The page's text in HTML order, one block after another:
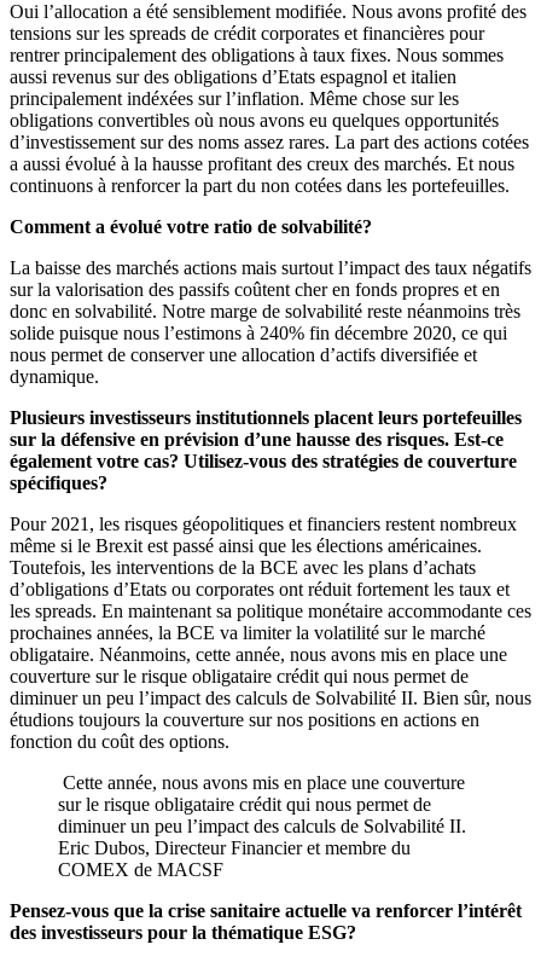
Oui l’allocation a été sensiblement modifiée. Nous avons profité des
tensions sur les spreads de crédit corporates et financières pour
rentrer principalement des obligations à taux fixes. Nous sommes
aussi revenus sur des obligations d’Etats espagnol et italien
principalement indéxées sur l’inflation. Même chose sur les
obligations convertibles où nous avons eu quelques opportunités
d’investissement sur des noms assez rares. La part des actions cotées
a aussi évolué à la hausse profitant des creux des marchés. Et nous
continuons à renforcer la part du non cotées dans les portefeuilles.
Comment a évolué votre ratio de solvabilité?
La baisse des marchés actions mais surtout l’impact des taux négatifs
sur la valorisation des passifs coûtent cher en fonds propres et en
donc en solvabilité. Notre marge de solvabilité reste néanmoins très
solide puisque nous l’estimons à 240% fin décembre 2020, ce qui
nous permet de conserver une allocation d’actifs diversifiée et
dynamique.
Plusieurs investisseurs institutionnels placent leurs portefeuilles
sur la défensive en prévision d’une hausse des risques. Est-ce
également votre cas? Utilisez-vous des stratégies de couverture
spécifiques?
Pour 2021, les risques géopolitiques et financiers restent nombreux
même si le Brexit est passé ainsi que les élections américaines.
Toutefois, les interventions de la BCE avec les plans d’achats
d’obligations d’Etats ou corporates ont réduit fortement les taux et
les spreads. En maintenant sa politique monétaire accommodante ces
prochaines années, la BCE va limiter la volatilité sur le marché
obligataire. Néanmoins, cette année, nous avons mis en place une
couverture sur le risque obligataire crédit qui nous permet de
diminuer un peu l’impact des calculs de Solvabilité II. Bien sûr, nous
étudions toujours la couverture sur nos positions en actions en
fonction du coût des options.
Cette année, nous avons mis en place une couverture
sur le risque obligataire crédit qui nous permet de
diminuer un peu l’impact des calculs de Solvabilité II.
Eric Dubos, Directeur Financier et membre du
COMEX de MACSF
Pensez-vous que la crise sanitaire actuelle va renforcer l’intérêt
des investisseurs pour la thématique ESG?